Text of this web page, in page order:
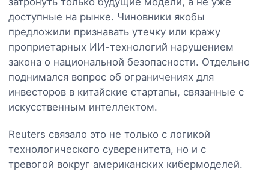
доступные на рынке. Чиновники якобы
предложили признавать утечку или кражу
проприетарных ИИ-технологий нарушением
закона о национальной безопасности. Отдельно
поднимался вопрос об ограничениях для
инвесторов в китайские стартапы, связанные с
искусственным интеллектом.
Reuters связало это не только с логикой
технологического суверенитета, но и с
тревогой вокруг американских кибермоделей.